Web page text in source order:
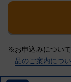
※お申込みについ
品のご案内につ